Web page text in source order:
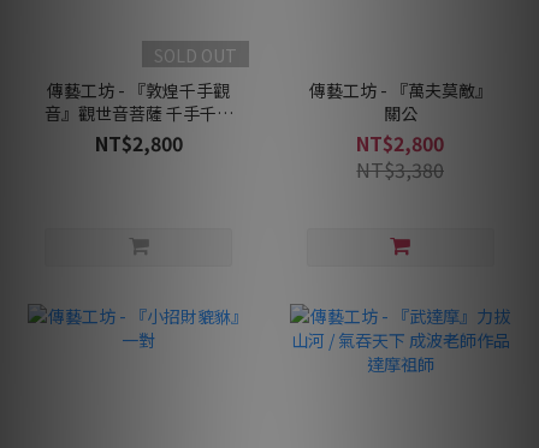
SOLD OUT
傳藝工坊 - 『敦煌千手觀
音』觀世音菩薩 千手千眼
敦煌
NT$2,800
傳藝工坊 - 『萬夫莫敵』
關公
NT$2,800
NT$3,380